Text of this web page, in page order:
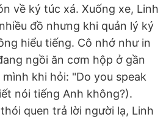
về ký túc xá. Xuống xe, Linh
đồ nhưng khi quản lý ký
hiểu tiếng. Cô nhớ như in
ngồi ăn cơm hộp ở gần
khi hỏi: "Do you speak
nói tiếng Anh không?).
quen trả lời người lạ, Linh